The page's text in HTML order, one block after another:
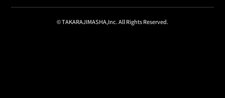
© TAKARAJIMASHA,Inc. All Rights Reserved.